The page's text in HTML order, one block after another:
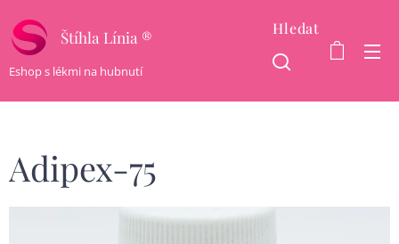
Štíhla Línia ®
Eshop s lékmi na hubnutí
Hledat
Adipex-75